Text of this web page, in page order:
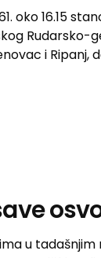
oko 16.15
i Ripanj,
u